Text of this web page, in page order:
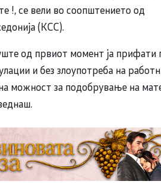
!, се вели во соопштението од
(КСС).
од првиот момент ја прифати
и без злоупотреба на
можност за подобрување на